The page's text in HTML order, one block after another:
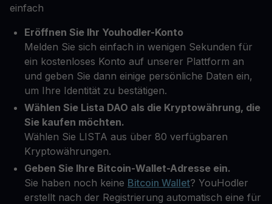
einfach
Eröffnen Sie Ihr Youhodler-Konto
Melden Sie sich einfach in wenigen Sekunden für
ein kostenloses Konto auf unserer Plattform an
und geben Sie dann einige persönliche Daten ein,
um Ihre Identität zu bestätigen.
Wählen Sie Lista DAO als die Kryptowährung, die
Sie kaufen möchten.
Wählen Sie LISTA aus über 80 verfügbaren
Kryptowährungen.
Geben Sie Ihre Bitcoin-Wallet-Adresse ein.
Sie haben noch keine Bitcoin Wallet? YouHodler
erstellt nach der Registrierung automatisch eine für